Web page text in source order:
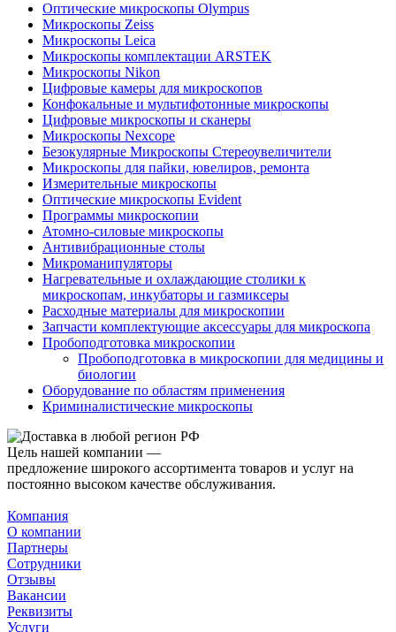
Оптические микроскопы Olympus
Микроскопы Zeiss
Микроскопы Leica
Микроскопы комплектации ARSTEK
Микроскопы Nikon
Цифровые камеры для микроскопов
Конфокальные и мультифотонные микроскопы
Цифровые микроскопы и сканеры
Микроскопы Nexcope
Безокулярные Микроскопы Стереоувеличители
Микроскопы для пайки, ювелиров, ремонта
Измерительные микроскопы
Оптические микроскопы Evident
Программы микроскопии
Атомно-силовые микроскопы
Антивибрационные столы
Микроманипуляторы
Нагревательные и охлаждающие столики к
микроскопам, инкубаторы и газмиксеры
Расходные материалы для микроскопии
Запчасти комплектующие аксессуары для микроскопа
Пробоподготовка микроскопии
Пробоподготовка в микроскопии для медицины и
биологии
Оборудование по областям применения
Криминалистические микроскопы
Цель нашей компании —
предложение широкого ассортимента товаров и услуг на
постоянно высоком качестве обслуживания.
Компания
О компании
Партнеры
Сотрудники
Отзывы
Вакансии
Реквизиты
Услуги